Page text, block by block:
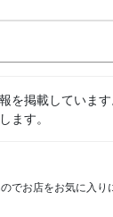
を掲載していま
ます。
お店をお気に入り